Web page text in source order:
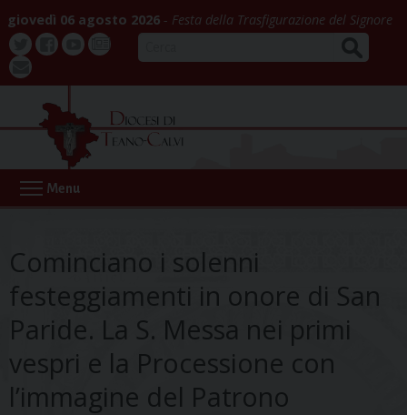
to
content
giovedì 06 agosto 2026 Festa della Trasfigurazione del Signore
Twitter
Buona
webmail
Menu
Cominciano i solenni
festeggiamenti in onore di San
Paride. La S. Messa nei primi
vespri e la Processione con
l’immagine del Patrono